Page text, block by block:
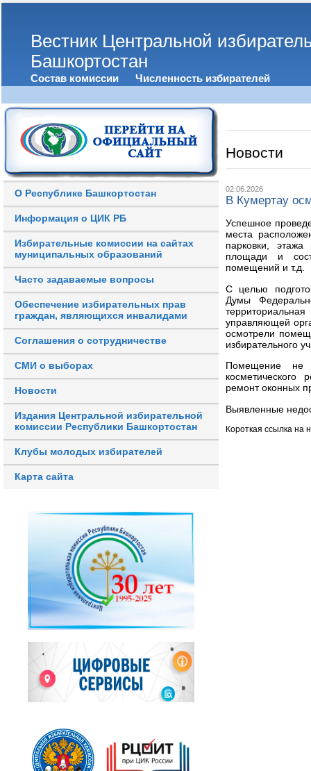
Вестник Центральной
Башкортостан
Состав комиссии Численность избирателей
О Республике Башкортостан
Информация о ЦИК РБ
Избирательные комиссии на сайтах
муниципальных образований
Часто задаваемые вопросы
Обеспечение избирательных прав
граждан, являющихся инвалидами
Соглашения о сотрудничестве
СМИ о выборах
Новости
Издания Центральной избирательной
комиссии Республики Башкортостан
Клубы молодых избирателей
Карта сайта
Новости
02.06.2026
В Кумертау
Успешное
места
парковки,
площади и
помещений и т.д.
С целью
Думы
управляющей
осмотрели
избирательного
Помещение не
ремонт оконных
Выявленные
Короткая ссылка на